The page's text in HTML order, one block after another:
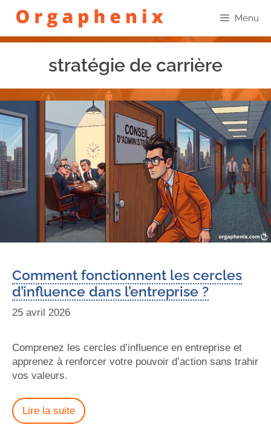
Menu
stratégie de carrière
Comment fonctionnent les cercles
d’influence dans l’entreprise ?
25 avril 2026
Comprenez les cercles d’influence en entreprise et
apprenez à renforcer votre pouvoir d’action sans trahir
vos valeurs.
Lire la suite